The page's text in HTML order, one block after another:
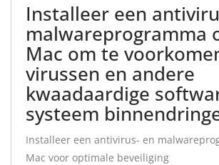
Installeer een
malwareprogramma
Mac om te
virussen en andere
kwaadaardige
systeem
Installeer een antivirus- en
Mac voor optimale beveiliging